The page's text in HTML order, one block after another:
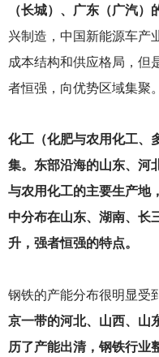
（长城）、广东（广汽）
兴制造，中国新能源车产
成本结构和供应格局，但
者恒强，向优势区域集聚。
化工（化肥与农用化工、
集。东部沿海的山东、河
与农用化工的主要生产地
中分布在山东、湖南、长
升，强者恒强的特点。
钢铁的产能分布很明显受
京一带的河北、山西、山
历了产能出清，钢铁行业